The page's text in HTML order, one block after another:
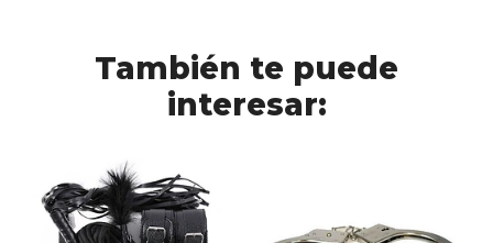
También te puede
interesar: